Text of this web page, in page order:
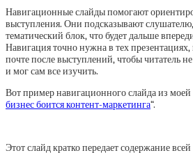
Навигационные слайды помогают
выступления. Они подсказывают
тематический блок, что будет дальше
Навигация точно нужна в тех
почте после выступлений, чтобы читатель
и мог сам все изучить.
Вот пример навигационного слайда из моей
бизнес боится контент-маркетинга“.
Этот слайд кратко передает содержание